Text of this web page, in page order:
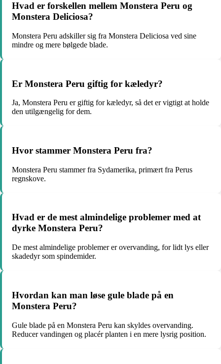
Hvad er forskellen mellem Monstera Peru og
Monstera Deliciosa?
Monstera Peru adskiller sig fra Monstera Deliciosa ved sine
mindre og mere bølgede blade.
Er Monstera Peru giftig for kæledyr?
Ja, Monstera Peru er giftig for kæledyr, så det er vigtigt at holde
den utilgængelig for dem.
Hvor stammer Monstera Peru fra?
Monstera Peru stammer fra Sydamerika, primært fra Perus
regnskove.
Hvad er de mest almindelige problemer med at
dyrke Monstera Peru?
De mest almindelige problemer er overvanding, for lidt lys eller
skadedyr som spindemider.
Hvordan kan man løse gule blade på en
Monstera Peru?
Gule blade på en Monstera Peru kan skyldes overvanding.
Reducer vandingen og placér planten i en mere lysrig position.